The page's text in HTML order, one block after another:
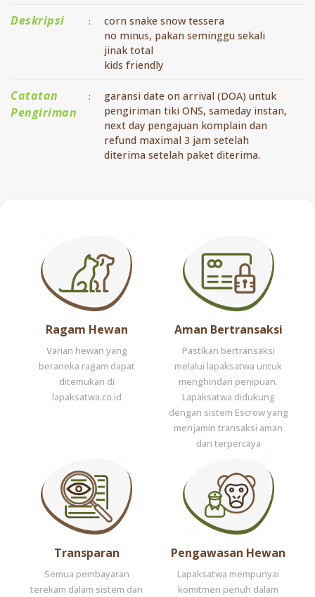
Deskripsi :
corn snake snow tessera
no minus, pakan seminggu sekali
jinak total
kids friendly
Catatan
Pengiriman
:
garansi date on arrival (DOA) untuk
pengiriman tiki ONS, sameday instan,
next day pengajuan komplain dan
refund maximal 3 jam setelah
diterima setelah paket diterima.
Ragam Hewan
Varian hewan yang
beraneka ragam dapat
ditemukan di
lapaksatwa.co.id
Aman Bertransaksi
Pastikan bertransaksi
melalui lapaksatwa untuk
menghindari penipuan.
Lapaksatwa didukung
dengan sistem Escrow yang
menjamin transaksi aman
dan terpercaya
Transparan
Semua pembayaran
terekam dalam sistem dan
Pengawasan Hewan
Lapaksatwa mempunyai
komitmen penuh dalam